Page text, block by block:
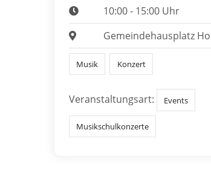
10:00 - 15:00 Uhr
Gemeindehausplatz
Musik Konzert
Veranstaltungsart: Events
Musikschulkonzerte